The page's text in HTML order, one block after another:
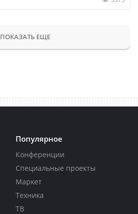
ПОКАЗАТЬ ЕЩЕ
Популярное
Конференции
Специальные проекты
Маркет
Техника
ТВ